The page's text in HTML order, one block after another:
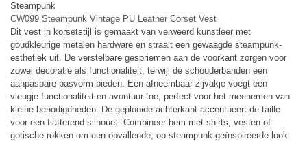
Steampunk
CW099 Steampunk Vintage PU Leather Corset Vest
Dit vest in korsetstijl is gemaakt van verweerd kunstleer met
goudkleurige metalen hardware en straalt een gewaagde steampunk-
esthetiek uit. De verstelbare gespriemen aan de voorkant zorgen voor
zowel decoratie als functionaliteit, terwijl de schouderbanden een
aanpasbare pasvorm bieden. Een afneembaar zijvakje voegt een
vleugje functionaliteit en avontuur toe, perfect voor het meenemen van
kleine benodigdheden. De geplooide achterkant accentueert de taille
voor een flatterend silhouet. Combineer hem met shirts, vesten of
gotische rokken om een ​​opvallende, op steampunk geïnspireerde look